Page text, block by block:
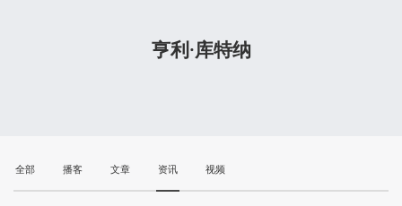
亨利·库特纳
全部 播客 文章 资讯 视频